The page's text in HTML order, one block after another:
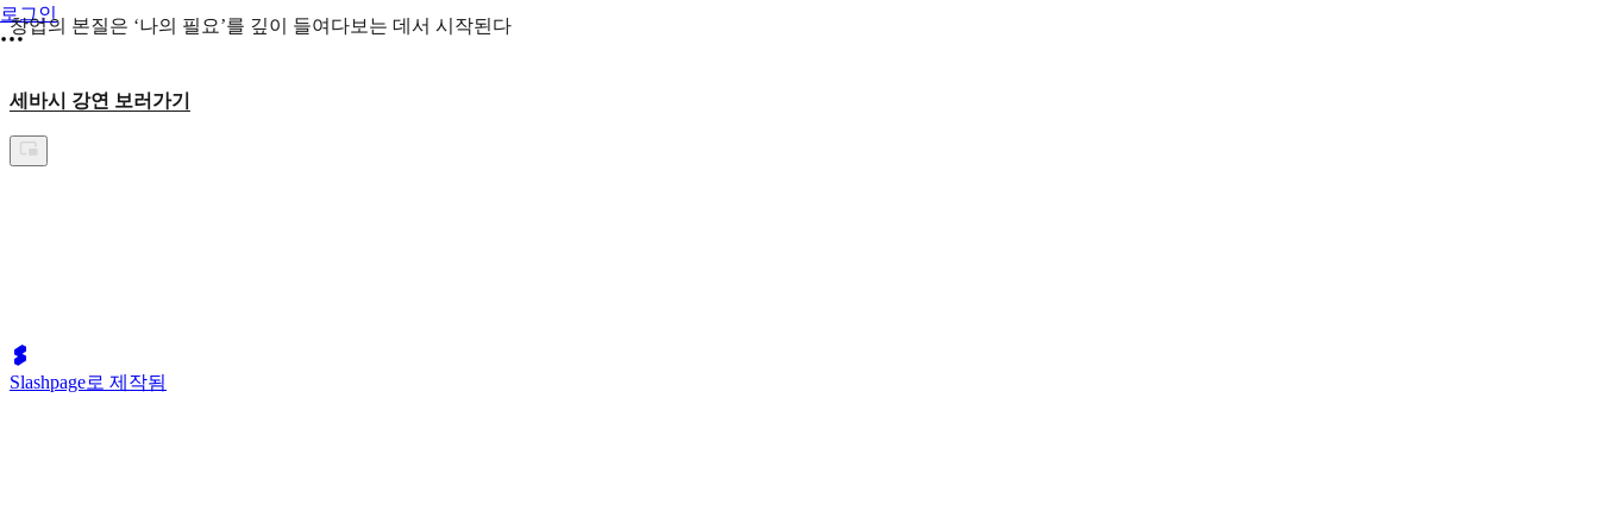
로그인
창업의 본질은 ‘나의 필요’를 깊이 들여다보는 데서 시작된다
세바시 강연 보러가기
Slashpage로 제작됨